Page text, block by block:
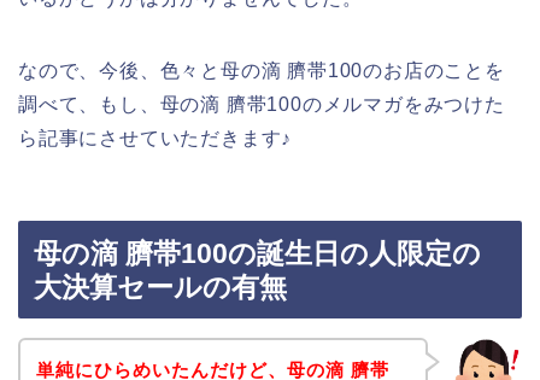
なので、今後、色々と母の滴 臍帯100のお店のことを
調べて、もし、母の滴 臍帯100のメルマガをみつけた
ら記事にさせていただきます♪
母の滴 臍帯100の誕生日の人限定の
大決算セールの有無
単純にひらめいたんだけど、母の滴 臍帯